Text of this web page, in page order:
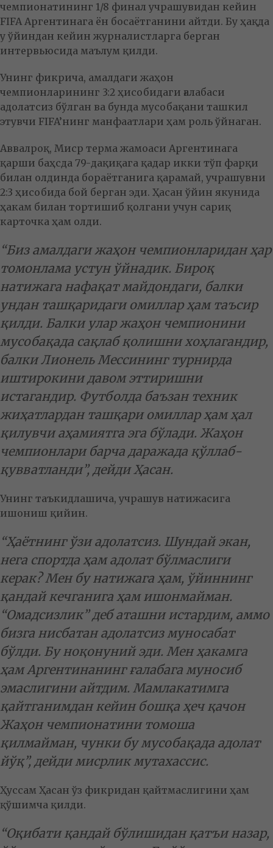
чемпионатининг 1/8 финал учрашувидан кейин
FIFA Аргентинага ён босаётганини айтди. Бу ҳақда
у ўйиндан кейин журналистларга берган
интервьюсида маълум қилди.
Унинг фикрича, амалдаги жаҳон
чемпионларининг 3:2 ҳисобидаги ғалабаси
адолатсиз бўлган ва бунда мусобақани ташкил
этувчи FIFA’нинг манфаатлари ҳам роль ўйнаган.
Аввалроқ, Миср терма жамоаси Аргентинага
қарши баҳсда 79-дақиқага қадар икки тўп фарқи
билан олдинда бораётганига қарамай, учрашувни
2:3 ҳисобида бой берган эди. Ҳасан ўйин якунида
ҳакам билан тортишиб қолгани учун сариқ
карточка ҳам олди.
“Биз амалдаги жаҳон чемпионларидан ҳар
томонлама устун ўйнадик. Бироқ
натижага нафақат майдондаги, балки
ундан ташқаридаги омиллар ҳам таъсир
қилди. Балки улар жаҳон чемпионини
мусобақада сақлаб қолишни хоҳлагандир,
балки Лионель Мессининг турнирда
иштирокини давом эттиришни
истагандир. Футболда баъзан техник
жиҳатлардан ташқари омиллар ҳам ҳал
қилувчи аҳамиятга эга бўлади. Жаҳон
чемпионлари барча даражада қўллаб-
қувватланди”, дейди Ҳасан.
Унинг таъкидлашича, учрашув натижасига
ишониш қийин.
“Ҳаётнинг ўзи адолатсиз. Шундай экан,
нега спортда ҳам адолат бўлмаслиги
керак? Мен бу натижага ҳам, ўйиннинг
қандай кечганига ҳам ишонмайман.
“Омадсизлик” деб аташни истардим, аммо
бизга нисбатан адолатсиз муносабат
бўлди. Бу ноқонуний эди. Мен ҳакамга
ҳам Аргентинанинг ғалабага муносиб
эмаслигини айтдим. Мамлакатимга
қайтганимдан кейин бошқа ҳеч қачон
Жаҳон чемпионатини томоша
қилмайман, чунки бу мусобақада адолат
йўқ”, дейди мисрлик мутахассис.
Ҳуссам Ҳасан ўз фикридан қайтмаслигини ҳам
қўшимча қилди.
“Оқибати қандай бўлишидан қатъи назар,